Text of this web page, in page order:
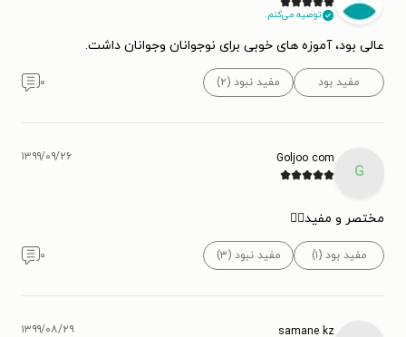
توصیه می‌کنم.
عالی بود، آموزه های خوبی برای نوجوانان وجوانان داشت.
مفید بود مفید نبود (۲) ۰
G
Goljoo com ۱۳۹۹/۰۹/۲۶
مختصر و مفید👌🏻
مفید بود (۱) مفید نبود (۳) ۰
samane kz ۱۳۹۹/۰۸/۲۹